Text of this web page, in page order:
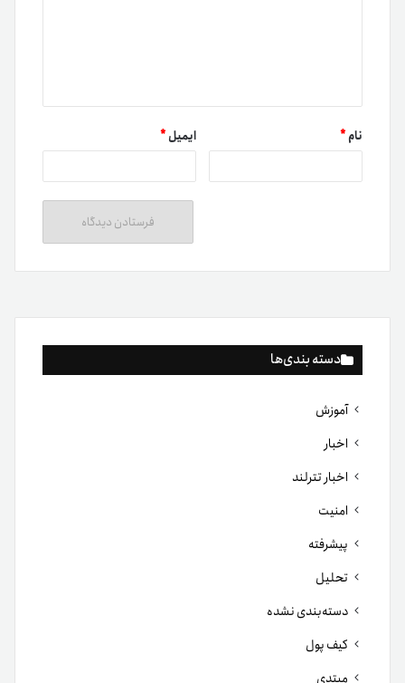
دسته بندی‌ها
آموزش
اخبار
اخبار تترلند
امنیت
پیشرفته
تحلیل
دسته‌بندی نشده
کیف پول
مبتدی
نام* ایمیل*